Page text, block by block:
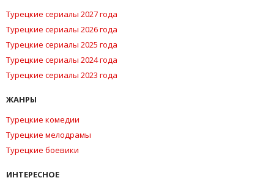
Турецкие сериалы 2027 года
Турецкие сериалы 2026 года
Турецкие сериалы 2025 года
Турецкие сериалы 2024 года
Турецкие сериалы 2023 года
ЖАНРЫ
Турецкие комедии
Турецкие мелодрамы
Турецкие боевики
ИНТЕРЕСНОЕ